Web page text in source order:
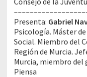
Presenta: Gabriel
Psicología. Máster
Social. Miembro del
Región de Murcia.
Murcia, miembro
Piensa